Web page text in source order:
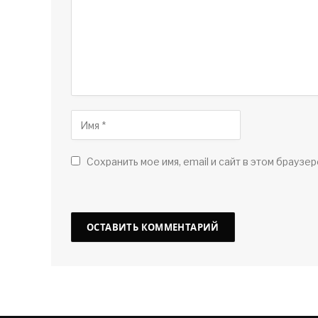
Сохранить мое имя, email и сайт в этом